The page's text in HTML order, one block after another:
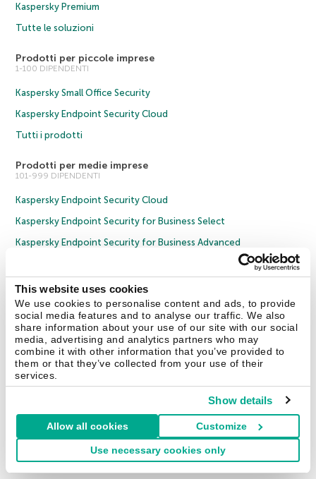
This website uses cookies
We use cookies to personalise content and ads, to provide
social media features and to analyse our traffic. We also
share information about your use of our site with our social
media, advertising and analytics partners who may
combine it with other information that you’ve provided to
them or that they’ve collected from your use of their
services.
Show details
Allow all cookies Customize
Use necessary cookies only
Kaspersky Premium
Tutte le soluzioni
Prodotti per piccole imprese
1-100 DIPENDENTI
Kaspersky Small Office Security
Kaspersky Endpoint Security Cloud
Tutti i prodotti
Prodotti per medie imprese
101-999 DIPENDENTI
Kaspersky Endpoint Security Cloud
Kaspersky Endpoint Security for Business Select
Kaspersky Endpoint Security for Business Advanced
Soluzioni aziendali
OLTRE 1.000 DIPENDENTI
Cybersecurity Services
Threat Management and Defense
Endpoint Security
Cybersecurity Training
Threat Intelligence
Tutte le soluzioni